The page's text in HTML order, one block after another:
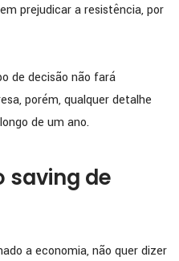
prejudicar a resistência, por
de decisão não fará
porém, qualquer detalhe
de um ano.
saving de
a economia, não quer dizer